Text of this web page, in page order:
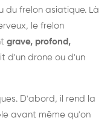
du frelon asiatique. Là
le frelon
grave, profond,
d'un drone ou d'un
D'abord, il rend la
avant même qu'on